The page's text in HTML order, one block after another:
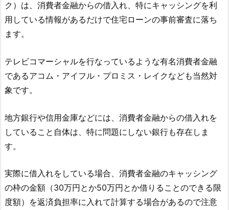
ク）は、消費者金融からの借入れ、特にキャッシングを利
用している情報があるだけで住宅ローンの事前審査に落ち
ます。
テレビコマーシャルを行なっているような有名消費者金融
であるアコム・アイフル・プロミス・レイクなども当然対
象です。
地方銀行や信用金庫などには、消費者金融からの借入れを
していること自体は、特に問題にしない銀行も存在しま
す。
実際に借入れをしている場合、消費者金融のキャッシング
の枠の金額（30万円とか50万円とか借りることのできる限
度額）を返済負担率に入れて計算する場合があるので注意